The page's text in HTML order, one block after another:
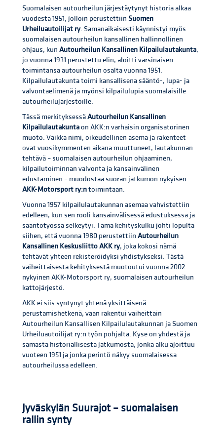
Suomalaisen autourheilun järjestäytynyt historia alkaa
vuodesta 1951, jolloin perustettiin Suomen
Urheiluautoilijat ry. Samanaikaisesti käynnistyi myös
suomalaisen autourheilun kansallinen hallinnollinen
ohjaus, kun Autourheilun Kansallinen Kilpailulautakunta,
jo vuonna 1931 perustettu elin, aloitti varsinaisen
toimintansa autourheilun osalta vuonna 1951.
Kilpailulautakunta toimi kansallisena sääntö-, lupa- ja
valvontaelimenä ja myönsi kilpailulupia suomalaisille
autourheilujärjestöille.
Tässä merkityksessäAutourheilun Kansallinen
Kilpailulautakuntaon AKK:n varhaisin organisatorinen
muoto. Vaikka nimi, oikeudellinen asema ja rakenteet
ovat vuosikymmenten aikana muuttuneet, lautakunnan
tehtävä – suomalaisen autourheilun ohjaaminen,
kilpailutoiminnan valvonta ja kansainvälinen
edustaminen – muodostaa suoran jatkumon nykyisen
AKK-Motorsport ry:ntoimintaan.
Vuonna 1957 kilpailulautakunnan asemaa vahvistettiin
edelleen, kun sen rooli kansainvälisessä edustuksessa ja
sääntötyössä selkeytyi. Tämä kehityskulku johti lopulta
siihen, että vuonna 1980 perustettiin Autourheilun
Kansallinen Keskusliitto AKK ry, joka kokosi nämä
tehtävät yhteen rekisteröidyksi yhdistykseksi. Tästä
vaiheittaisesta kehityksestä muotoutui vuonna 2002
nykyinen AKK-Motorsport ry, suomalaisen autourheilun
kattojärjestö.
AKK ei siis syntynyt yhtenä yksittäisenä
perustamishetkenä, vaan rakentui vaiheittain
Autourheilun Kansallisen Kilpailulautakunnan ja Suomen
Urheiluautoilijat ry:n työn pohjalta. Kyse on yhdestä ja
samasta historiallisesta jatkumosta, jonka alku ajoittuu
vuoteen 1951 ja jonka perintö näkyy suomalaisessa
autourheilussa edelleen.
Jyväskylän Suurajot – suomalaisen
rallin synty